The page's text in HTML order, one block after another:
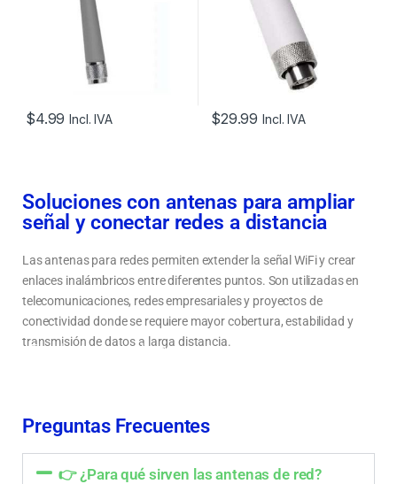
$4.99 Incl. IVA $29.99 Incl. IVA
Soluciones con antenas para ampliar
señal y conectar redes a distancia
Las antenas para redes permiten extender la señal WiFi y crear
enlaces inalámbricos entre diferentes puntos. Son utilizadas en
telecomunicaciones, redes empresariales y proyectos de
conectividad donde se requiere mayor cobertura, estabilidad y
transmisión de datos a larga distancia.
Tipos de antenas para redes: punto a punto, sectoriales y omnidireccionales
Preguntas Frecuentes
👉 ¿Para qué sirven las antenas de red?